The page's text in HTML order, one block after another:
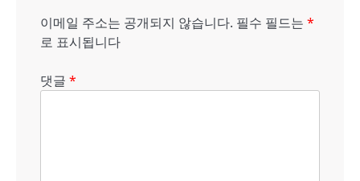
이메일 주소는 공개되지 않습니다. 필수 필드는 *
로 표시됩니다
댓글 *